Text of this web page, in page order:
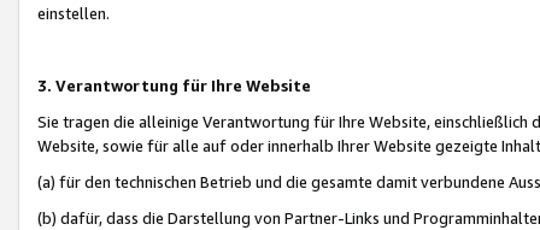
einstellen.
3. Verantwortung für Ihre Website
Sie tragen die alleinige Verantwortung für Ihre Website,
Website, sowie für alle auf oder innerhalb Ihrer Website gezeigte
(a) für den technischen Betrieb und die gesamte damit verbundene
(b) dafür, dass die Darstellung von Partner-Links und